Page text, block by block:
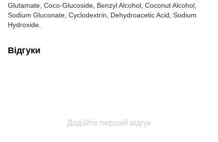
Glutamate, Coco-Glucoside, Benzyl Alcohol, Coconut Alcohol,
Sodium Gluconate, Cyclodextrin, Dehydroacetic Acid, Sodium
Hydroxide.
Відгуки
Додайте перший відгук